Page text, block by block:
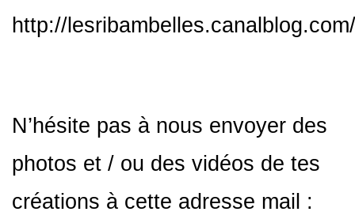
http://
N’hésite pas à nous envoyer des
photos et / ou des vidéos de tes
créations à cette adresse mail :